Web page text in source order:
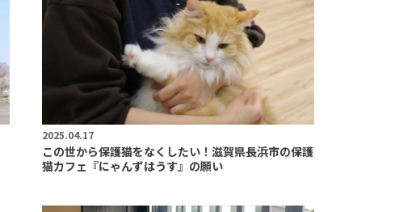
2025.04.17
この世から保護猫をなくしたい！滋賀県長浜市の保護
猫カフェ『にゃんずはうす』の願い